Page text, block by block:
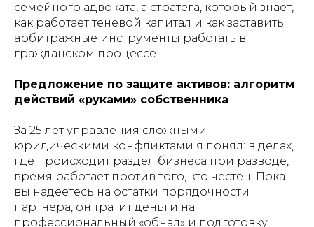
семейного адвоката, а стратега, который знает,
как работает теневой капитал и как заставить
арбитражные инструменты работать в
гражданском процессе.
Предложение по защите активов: алгоритм
действий «руками» собственника
За 25 лет управления сложными
юридическими конфликтами я понял: в делах,
где происходит раздел бизнеса при разводе,
время работает против того, кто честен. Пока
вы надеетесь на остатки порядочности
партнера, он тратит деньги на
профессиональный «обнал» и подготовку